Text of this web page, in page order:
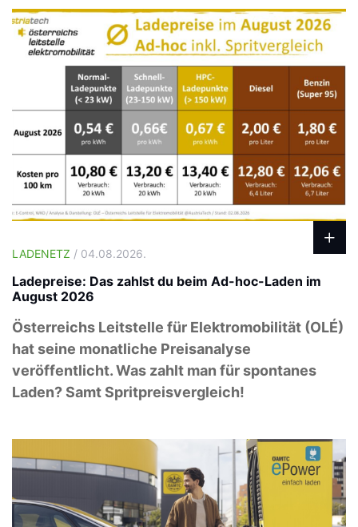
LADENETZ / 04.08.2026.
Ladepreise: Das zahlst du beim Ad-hoc-Laden im
August 2026
Österreichs Leitstelle für Elektromobilität (OLÉ)
hat seine monatliche Preisanalyse
veröffentlicht. Was zahlt man für spontanes
Laden? Samt Spritpreisvergleich!